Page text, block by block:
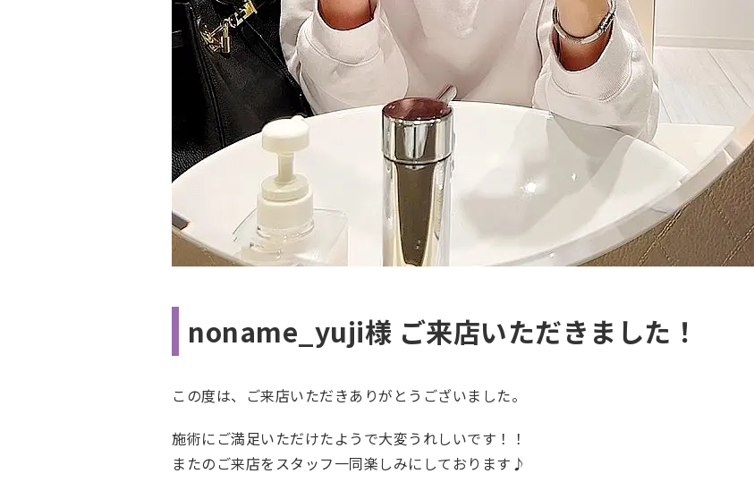
noname_yuji様 ご来店いただきました！
この度は、ご来店いただきありがとうございました。
施術にご満足いただけたようで大変うれしいです！！
またのご来店をスタッフ一同楽しみにしております♪